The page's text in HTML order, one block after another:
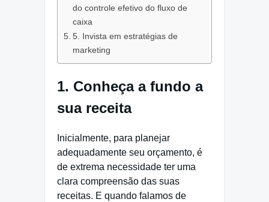
do controle efetivo do fluxo de
caixa
5. Invista em estratégias de
marketing
1. Conheça a fundo a
sua receita
Inicialmente, para planejar
adequadamente seu orçamento, é
de extrema necessidade ter uma
clara compreensão das suas
receitas. E quando falamos de